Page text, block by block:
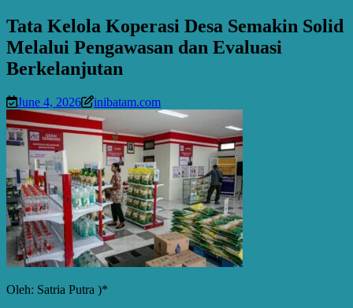
Tata Kelola Koperasi Desa Semakin Solid
Melalui Pengawasan dan Evaluasi
Berkelanjutan
June 4, 2026 inibatam.com
Oleh: Satria Putra )*